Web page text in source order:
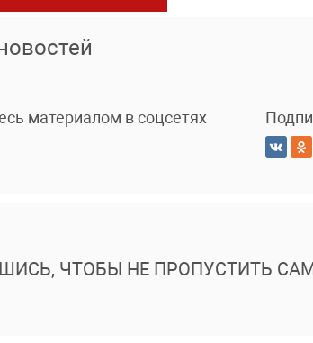
материалом в соцсетях
ЧТОБЫ НЕ ПРОПУСТИТЬ